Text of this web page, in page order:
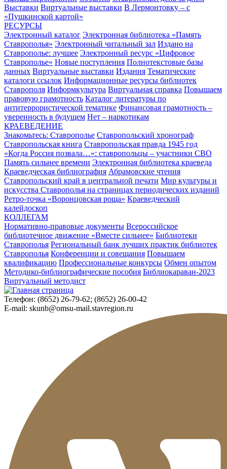
Выставки Виртуальные выставки В Лермонтовку – с
«Пушкинской картой»
РЕСУРСЫ
Электронный каталог Электронная библиотека «Память
Ставрополья» Электронный читальный зал Издано на
Ставрополье: лучшее Электронный ресурс «Цифровое
Ставрополье» Новые поступления Полнотекстовые базы
данных Виртуальные выставки Издания Тематические
каталоги ссылок Информационные ресурсы библиотек
Ставрополя Информкультура Виртуальная справка Повышаем
правовую грамотность Каталог литературы по
антитеррористической тематике Финансовая грамотность –
уверенность в будущем Нет – наркотикам
КРАЕВЕДЕНИЕ
Знакомьтесь: Ставрополье Ставропольский хронограф
Ставропольская книга Ставропольская правда 1945 год
«Когда Россия позвала…»: ставропольцы – участники СВО
Память сильнее времени Электронная библиотека краеведа
Краеведческая библиография Абрамовские чтения
Ставропольский край в центральной печати Мир культуры и
искусства Ставрополья на страницах периодических изданий
Ретро-точка «Воронцовская роща» Краеведческий
калейдоскоп
КОЛЛЕГАМ
Нормативно-правовые документы Всероссийское
библиотечное движение «Вместе сильнее» Библиотеки
Ставрополья Региональный банк лучших практик библиотек
Ставрополья Конференции и совещания Повышаем
квалификацию Профессиональные конкурсы Обмен опытом
Методико-библиографические пособия Библиокараван-2023
Виртуальный методист
Телефон: (8652) 26-79-62; (8652) 26-00-42
E-mail: skunb@omsu-mail.stavregion.ru